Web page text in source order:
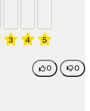
3 4 5
0 0